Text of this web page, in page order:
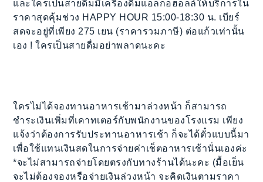
และใครเป็นสายดื่มมีเครื่องดื่มแอลกอฮอลล์ให้บริการใน
ราคาสุดคุ้มช่วง HAPPY HOUR 15:00-18:30 น. เบียร์
สดจะอยู่ที่เพียง 275 เยน (ราคารวมภาษี) ต่อแก้วเท่านั้น
เอง ! ใครเป็นสายดื่มอย่าพลาดนะคะ
ใครไม่ได้จองทานอาหารเช้ามาล่วงหน้า ก็สามารถ
ชำระเงินเพิ่มที่เคาทเตอร์กับพนักงานของโรงแรม เพียง
แจ้งว่าต้องการรับประทานอาหารเช้า ก็จะได้ตั๋วแบบนี้มา
เพื่อใช้แทนเงินสดในการจ่ายค่าเช็ตอาหารเช้านั่นเองค่ะ
*จะไม่สามารถจ่ายโดยตรงกับทางร้านได้นะคะ (มื้อเย็น
จะไม่ต้องจองหรือจ่ายเงินล่วงหน้า จะคิดเงินตามราคา